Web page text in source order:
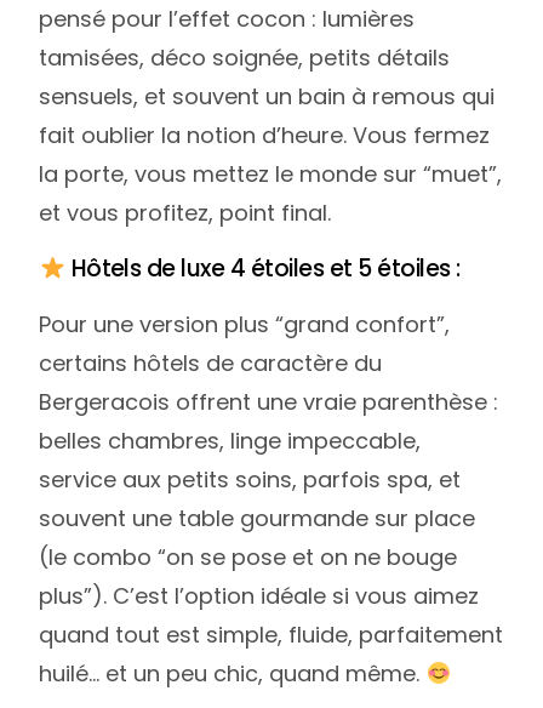
pensé pour l’effet cocon : lumières
tamisées, déco soignée, petits détails
sensuels, et souvent un bain à remous qui
fait oublier la notion d’heure. Vous fermez
la porte, vous mettez le monde sur “muet”,
et vous profitez, point final.
Hôtels de luxe 4 étoiles et 5 étoiles :
Pour une version plus “grand confort”,
certains hôtels de caractère du
Bergeracois offrent une vraie parenthèse :
belles chambres, linge impeccable,
service aux petits soins, parfois spa, et
souvent une table gourmande sur place
(le combo “on se pose et on ne bouge
plus”). C’est l’option idéale si vous aimez
quand tout est simple, fluide, parfaitement
huilé… et un peu chic, quand même.